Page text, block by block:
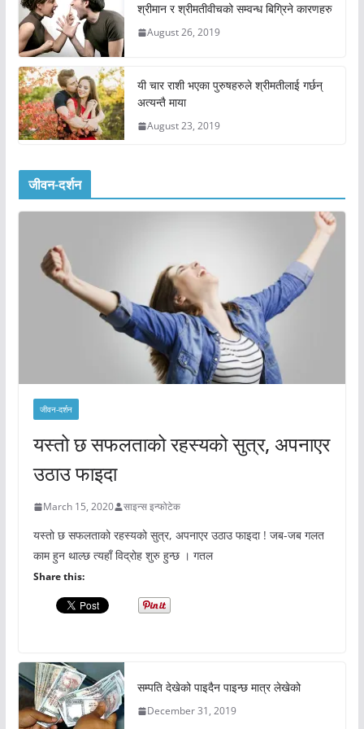
श्रीमान र श्रीमतीवीचको सम्वन्ध बिग्रिने कारणहरु
August 26, 2019
यी चार राशी भएका पुरुषहरुले श्रीमतीलाई गर्छन्
अत्यन्तै माया
August 23, 2019
जीवन-दर्शन
जीवन-दर्शन
यस्तो छ सफलताको रहस्यको सुत्र, अपनाएर
उठाउ फाइदा
March 15, 2020 साइन्स इन्फोटेक
यस्तो छ सफलताको रहस्यको सुत्र, अपनाएर उठाउ फाइदा ! जब-जब गलत
काम हुन थाल्छ त्यहाँ विद्रोह शुरु हुन्छ । गतल
Share this:
सम्पति देखेको पाइदैन पाइन्छ मात्र लेखेको
December 31, 2019